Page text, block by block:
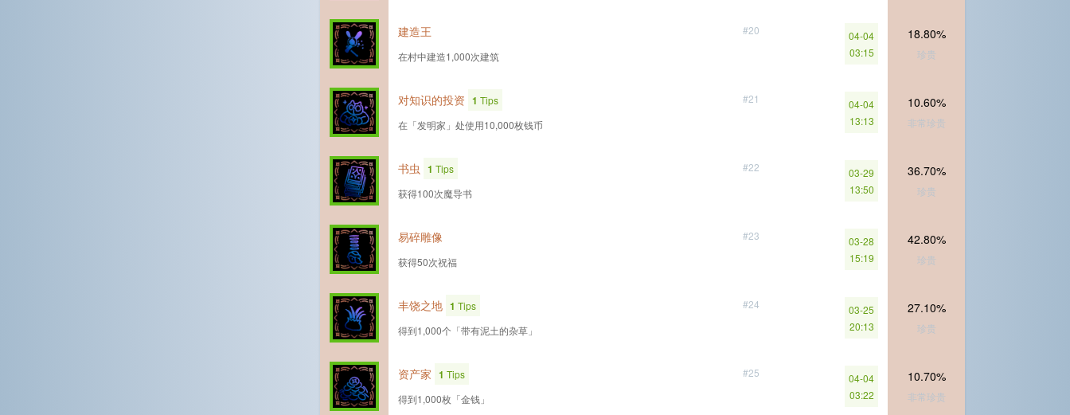
#20
建造王
在村中建造1,000次建筑
04-04
03:15
18.80%
珍贵
#21
对知识的投资 1 Tips
在「发明家」处使用10,000枚钱币
04-04
13:13
10.60%
非常珍贵
#22
书虫 1 Tips
获得100次魔导书
03-29
13:50
36.70%
珍贵
#23
易碎雕像
获得50次祝福
03-28
15:19
42.80%
珍贵
#24
丰饶之地 1 Tips
得到1,000个「带有泥土的杂草」
03-25
20:13
27.10%
珍贵
#25
资产家 1 Tips
得到1,000枚「金钱」
04-04
03:22
10.70%
非常珍贵